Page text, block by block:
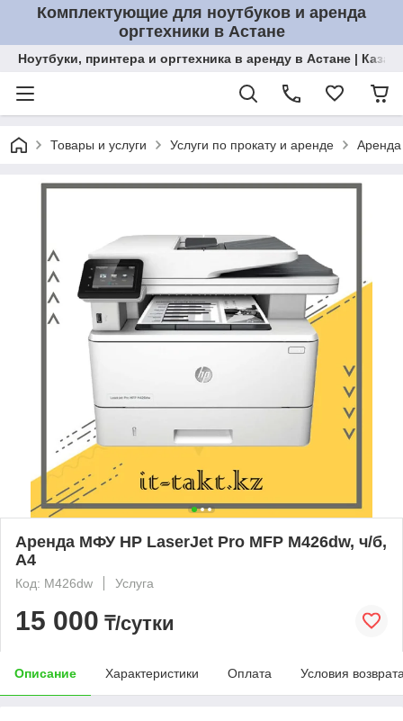
Комплектующие для ноутбуков и аренда
оргтехники в Астане
Ноутбуки, принтера и оргтехника в аренду в Астане |
Товары и услуги Услуги по прокату и аренде Аренда
Аренда МФУ HP LaserJet Pro MFP M426dw, ч/б,
A4
Код: M426dw Услуга
15 000 ₸/сутки
Описание Характеристики Оплата Условия